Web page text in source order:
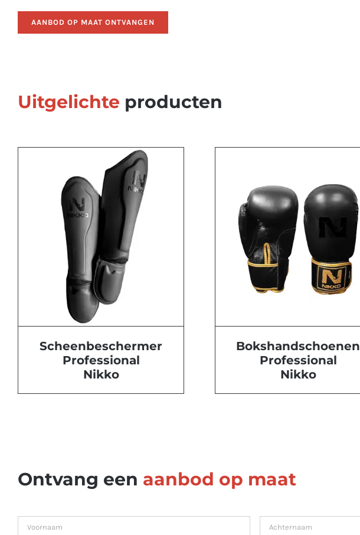
AANBOD OP MAAT ONTVANGEN
Uitgelichte producten
Scheenbeschermer
Professional
Nikko
Bokshandschoenen
Professional
Nikko
Ontvang een aanbod op maat
firstname